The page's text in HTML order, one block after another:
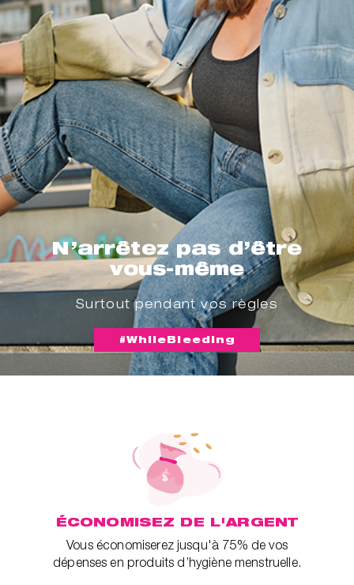
N’arrêtez pas d’être
vous-même
Surtout pendant vos règles
#WhileBleeding
ÉCONOMISEZ DE L'ARGENT
Vous économiserez jusqu'à 75% de vos
dépenses en produits d’hygiène menstruelle.